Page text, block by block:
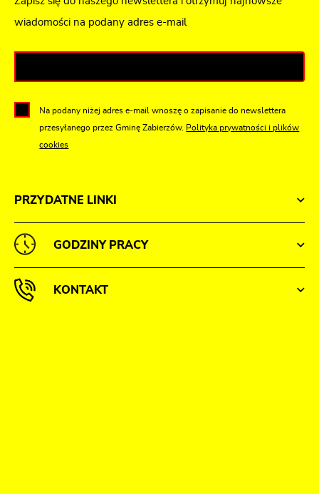
PRZYDATNE LINKI
wiadomości na podany adres e-mail
Na podany niżej adres e-mail wnoszę o zapisanie do newslettera
przesyłanego przez Gminę Zabierzów. Polityka prywatności i plików
cookies
GODZINY PRACY
KONTAKT